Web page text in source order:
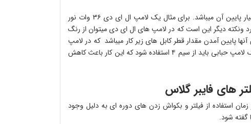
یکی دیگر از ویژگی های لامپ های ال ای دی توان مصرفی بسیار پایین آن میباشد. برای مثال یک لامپ ال ای دی ۳۶ وات نور
یک لامپ حبابی با توان مصرفی ۳۰۰ وات را دارد ونکته دیگر این است که در لامپ های ال ای دی میتوان از رنگ
پایین آمدن مقدار قطر کابل های زیر کار میباشد که در لامپ
های ال ای دی میتوان از سیم با قطر۱.۵ استفاده نمود ولی در یک لامپ حبابی باید از سیم ۴ استفاده شود که این کار باعث کاهش
زمان استفاده از فیلتر و بکواش زدن های دوره ای به دلیل وجود
گفته شود.